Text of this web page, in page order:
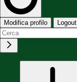
Modifica profilo Logout